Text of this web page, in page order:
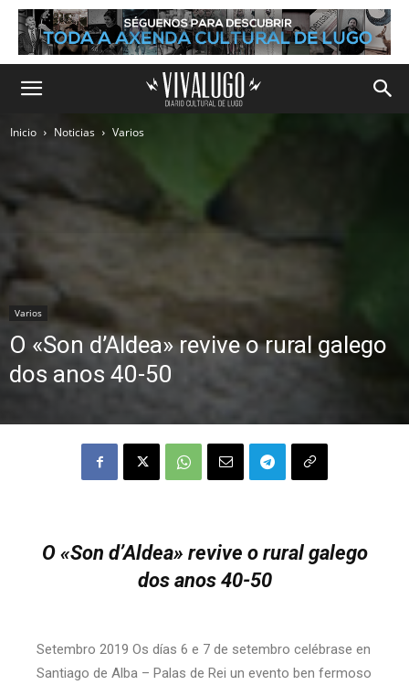
Inicio Noticias Varios
Varios
O «Son d’Aldea» revive o rural galego
dos anos 40-50
O «Son d’Aldea» revive o rural galego
dos anos 40-50
Setembro 2019 Os días 6 e 7 de setembro celébrase en
Santiago de Alba – Palas de Rei un evento ben fermoso